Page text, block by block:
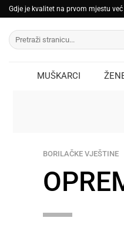
Skip
to
content
Gdje je kvalitet na prvom mjestu
Pretraži:
MUŠKARCI
BORILAČKE VJEŠTINE